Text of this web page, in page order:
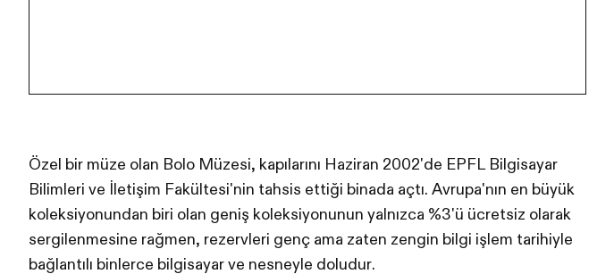
Özel bir müze olan Bolo Müzesi, kapılarını Haziran 2002'de EPFL Bilgisayar
Bilimleri ve İletişim Fakültesi'nin tahsis ettiği binada açtı. Avrupa'nın en büyük
koleksiyonundan biri olan geniş koleksiyonunun yalnızca %3'ü ücretsiz olarak
sergilenmesine rağmen, rezervleri genç ama zaten zengin bilgi işlem tarihiyle
bağlantılı binlerce bilgisayar ve nesneyle doludur.